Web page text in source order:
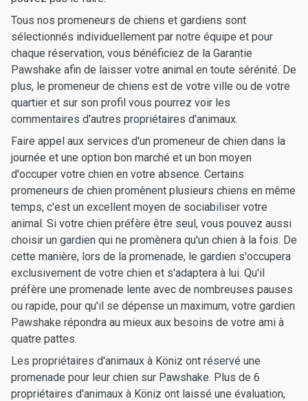
Tous nos promeneurs de chiens et gardiens sont
sélectionnés individuellement par notre équipe et pour
chaque réservation, vous bénéficiez de la Garantie
Pawshake afin de laisser votre animal en toute sérénité. De
plus, le promeneur de chiens est de votre ville ou de votre
quartier et sur son profil vous pourrez voir les
commentaires d'autres propriétaires d'animaux.
Faire appel aux services d'un promeneur de chien dans la
journée et une option bon marché et un bon moyen
d'occuper votre chien en votre absence. Certains
promeneurs de chien promènent plusieurs chiens en même
temps, c'est un excellent moyen de sociabiliser votre
animal. Si votre chien préfère être seul, vous pouvez aussi
choisir un gardien qui ne promènera qu'un chien à la fois. De
cette manière, lors de la promenade, le gardien s'occupera
exclusivement de votre chien et s'adaptera à lui. Qu'il
préfère une promenade lente avec de nombreuses pauses
ou rapide, pour qu'il se dépense un maximum, votre gardien
Pawshake répondra au mieux aux besoins de votre ami à
quatre pattes.
Les propriétaires d'animaux à Köniz ont réservé une
promenade pour leur chien sur Pawshake. Plus de 6
propriétaires d'animaux à Köniz ont laissé une évaluation,